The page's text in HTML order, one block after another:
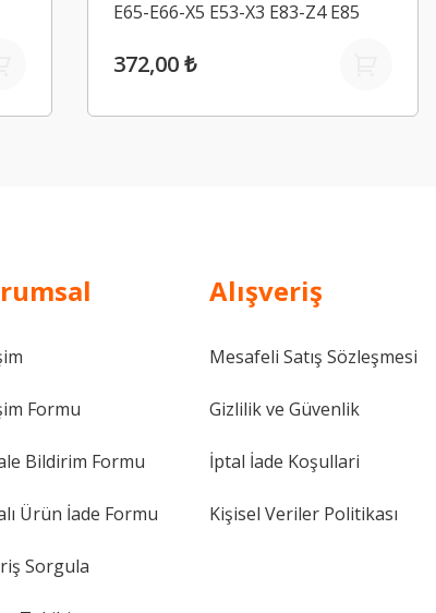
E65-E66-X5 E53-X3 E83-Z4 E85
11427512300
372,00 ₺
Formu
Bildirim Formu
Ürün İade Formu
Sorgula
Alışveriş
Mesafeli Satış Sözleşmesi
Gizlilik ve Güvenlik
İptal İade Koşullari
Kişisel Veriler Politikası